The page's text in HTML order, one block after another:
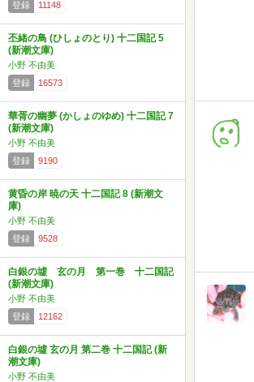
登録
11148
丕緒の鳥 (ひしょのとり) 十二国記 5
(新潮文庫)
小野 不由美
登録
16573
華胥の幽夢 (かしょのゆめ) 十二国記 7
(新潮文庫)
小野 不由美
登録
9190
黄昏の岸 暁の天 十二国記 8 (新潮文
庫)
小野 不由美
登録
9528
白銀の墟 玄の月 第一巻 十二国記
(新潮文庫)
小野 不由美
登録
12162
白銀の墟 玄の月 第二巻 十二国記 (新
潮文庫)
小野 不由美